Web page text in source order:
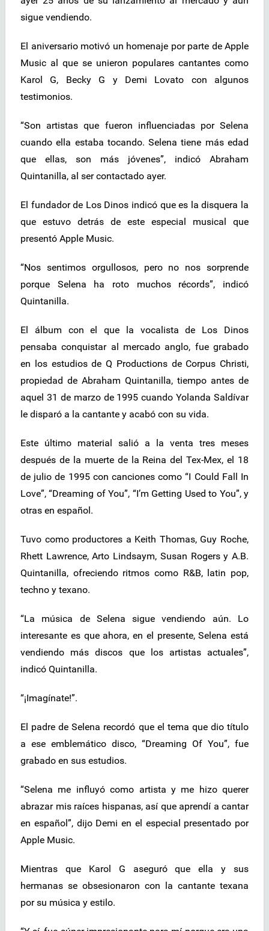
sigue vendiendo.
El aniversario motivó un homenaje por parte de Apple
Music al que se unieron populares cantantes como
Karol G, Becky G y Demi Lovato con algunos
testimonios.
“Son artistas que fueron influenciadas por Selena
cuando ella estaba tocando. Selena tiene más edad
que ellas, son más jóvenes”, indicó Abraham
Quintanilla, al ser contactado ayer.
El fundador de Los Dinos indicó que es la disquera la
que estuvo detrás de este especial musical que
presentó Apple Music.
“Nos sentimos orgullosos, pero no nos sorprende
porque Selena ha roto muchos récords”, indicó
Quintanilla.
El álbum con el que la vocalista de Los Dinos
pensaba conquistar al mercado anglo, fue grabado
en los estudios de Q Productions de Corpus Christi,
propiedad de Abraham Quintanilla, tiempo antes de
aquel 31 de marzo de 1995 cuando Yolanda Saldívar
le disparó a la cantante y acabó con su vida.
Este último material salió a la venta tres meses
después de la muerte de la Reina del Tex-Mex, el 18
de julio de 1995 con canciones como “I Could Fall In
Love”, “Dreaming of You”, “I’m Getting Used to You”, y
otras en español.
Tuvo como productores a Keith Thomas, Guy Roche,
Rhett Lawrence, Arto Lindsaym, Susan Rogers y A.B.
Quintanilla, ofreciendo ritmos como R&B, latin pop,
techno y texano.
“La música de Selena sigue vendiendo aún. Lo
interesante es que ahora, en el presente, Selena está
vendiendo más discos que los artistas actuales”,
indicó Quintanilla.
“¡Imagínate!”.
El padre de Selena recordó que el tema que dio título
a ese emblemático disco, “Dreaming Of You”, fue
grabado en sus estudios.
“Selena me influyó como artista y me hizo querer
abrazar mis raíces hispanas, así que aprendí a cantar
en español”, dijo Demi en el especial presentado por
Apple Music.
Mientras que Karol G aseguró que ella y sus
hermanas se obsesionaron con la cantante texana
por su música y estilo.